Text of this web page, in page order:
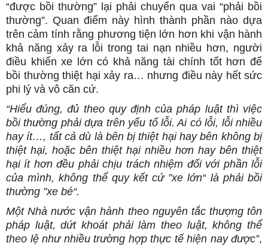
“được bồi thường” lại phải chuyển qua vai “phải bồi
thường”. Quan điểm này hình thành phần nào dựa
trên cảm tính rằng phương tiện lớn hơn khi vận hành
khả năng xảy ra lỗi trong tai nạn nhiều hơn, người
điều khiển xe lớn có khả năng tài chính tốt hơn để
bồi thường thiệt hại xảy ra… nhưng điều này hết sức
phi lý và vô căn cứ.
“Hiểu đúng, đủ theo quy định của pháp luật thì việc
bồi thường phải dựa trên yếu tố lỗi. Ai có lỗi, lỗi nhiều
hay ít…, tất cả dù là bên bị thiệt hại hay bên không bị
thiệt hại, hoặc bên thiệt hại nhiều hơn hay bên thiệt
hại ít hơn đều phải chịu trách nhiệm đối với phần lỗi
của mình, không thể quy kết cứ ”xe lớn“ là phải bồi
thường ”xe bé“.
Một Nhà nước vận hành theo nguyên tắc thượng tôn
pháp luật, dứt khoát phải làm theo luật, không thể
theo lệ như nhiều trường hợp thực tế hiện nay được”,